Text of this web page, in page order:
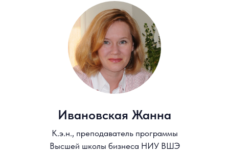
*Соглашаюсь получать информацию о специальных
предложениях, анонсах мероприятий и программ Школы